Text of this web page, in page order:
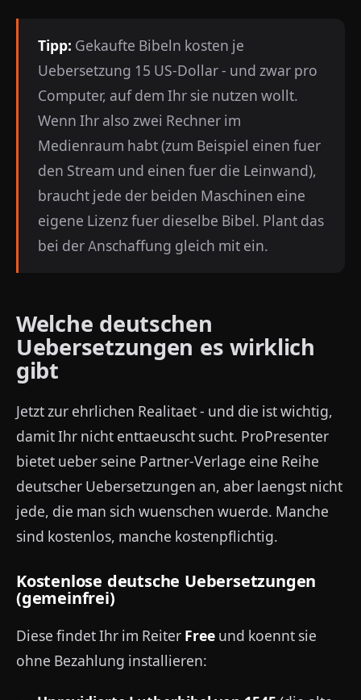
Tipp: Gekaufte Bibeln kosten je
Uebersetzung 15 US-Dollar - und zwar pro
Computer, auf dem Ihr sie nutzen wollt.
Wenn Ihr also zwei Rechner im
Medienraum habt (zum Beispiel einen fuer
den Stream und einen fuer die Leinwand),
braucht jede der beiden Maschinen eine
eigene Lizenz fuer dieselbe Bibel. Plant das
bei der Anschaffung gleich mit ein.
Welche deutschen
Uebersetzungen es wirklich
gibt
Jetzt zur ehrlichen Realitaet - und die ist wichtig,
damit Ihr nicht enttaeuscht sucht. ProPresenter
bietet ueber seine Partner-Verlage eine Reihe
deutscher Uebersetzungen an, aber laengst nicht
jede, die man sich wuenschen wuerde. Manche
sind kostenlos, manche kostenpflichtig.
Kostenlose deutsche Uebersetzungen
(gemeinfrei)
Diese findet Ihr im Reiter Free und koennt sie
ohne Bezahlung installieren: